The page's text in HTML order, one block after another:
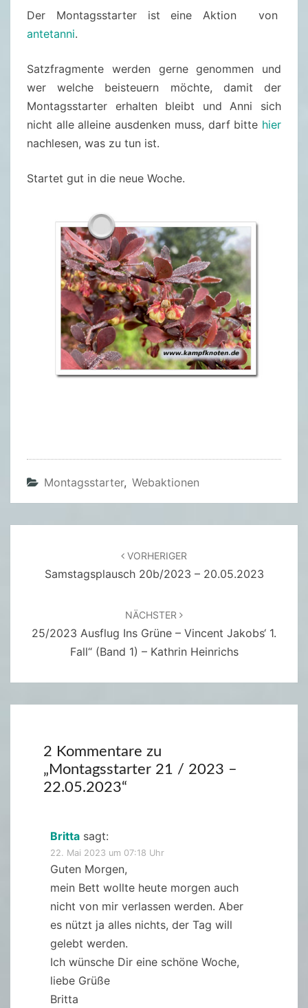
2
3
Der Montagsstarter ist eine Aktion von
antetanni.
Satzfragmente werden gerne genommen und
wer welche beisteuern möchte, damit der
Montagsstarter erhalten bleibt und Anni sich
nicht alle alleine ausdenken muss, darf bitte hier
nachlesen, was zu tun ist.
Startet gut in die neue Woche.
Montagsstarter, Webaktionen
VORHERIGER
Samstagsplausch 20b/2023 – 20.05.2023
NÄCHSTER
25/2023 Ausflug Ins Grüne – Vincent Jakobs‘ 1.
Fall“ (Band 1) – Kathrin Heinrichs
2 Kommentare zu
„Montagsstarter 21 / 2023 –
22.05.2023“
Britta sagt:
22. Mai 2023 um 07:18 Uhr
Guten Morgen,
mein Bett wollte heute morgen auch
nicht von mir verlassen werden. Aber
es nützt ja alles nichts, der Tag will
gelebt werden.
Ich wünsche Dir eine schöne Woche,
liebe Grüße
Britta